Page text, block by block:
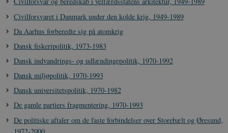
Civilforsvaret i Danmark under den kolde krig, 1949-1989
Da Aarhus forberedte sig på atomkrig
Dansk fiskeripolitik, 1973-1983
Dansk indvandrings- og udlændingepolitik, 1970-1992
Dansk miljøpolitik, 1970-1993
Dansk universitetspolitik, 1970-1982
De gamle partiers fragmentering, 1970-1993
De politiske aftaler om de faste forbindelser over Storebælt og Øresund,
1972-2000